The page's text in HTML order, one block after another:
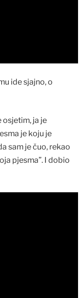
ide sjajno, o
osjetim, ja je
je koju je
sam je čuo, rekao
pjesma”. I dobio